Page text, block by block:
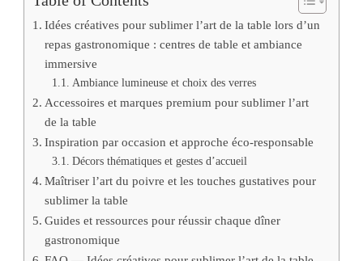
Idées créatives pour sublimer l’art de la table lors d’un
repas gastronomique : centres de table et ambiance
immersive
Ambiance lumineuse et choix des verres
Accessoires et marques premium pour sublimer l’art
de la table
Inspiration par occasion et approche éco-responsable
Décors thématiques et gestes d’accueil
Maîtriser l’art du poivre et les touches gustatives pour
sublimer la table
Guides et ressources pour réussir chaque dîner
gastronomique